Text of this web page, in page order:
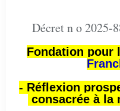
Décret n o 2025-
Fondation pour
- Réflexion
consacrée à la